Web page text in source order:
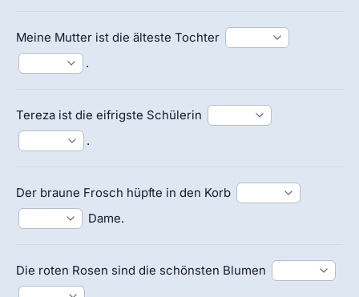
Meine Mutter ist die älteste Tochter
.
Tereza ist die eifrigste Schülerin
.
Der braune Frosch hüpfte in den Korb
Dame.
Die roten Rosen sind die schönsten Blumen